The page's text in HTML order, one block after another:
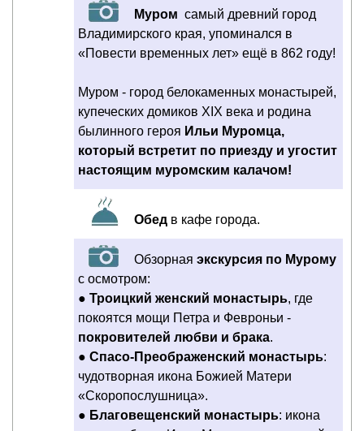
Муром самый древний город
Владимирского края, упоминался в
«Повести временных лет» ещё в 862 году!
Муром - город белокаменных монастырей,
купеческих домиков XIX века и родина
былинного героя Ильи Муромца,
который встретит по приезду и угостит
настоящим муромским калачом!
Обед в кафе города.
Обзорная экскурсия по Мурому
с осмотром:
● Троицкий женский монастырь, где
покоятся мощи Петра и Февроньи -
покровителей любви и брака.
● Спасо-Преображенский монастырь:
чудотворная икона Божией Матери
«Скоропослушница».
● Благовещенский монастырь: икона